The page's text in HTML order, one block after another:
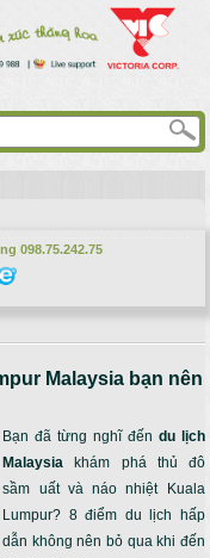
098.75.242.75
Malaysia bạn nên
Bạn đã từng nghĩ đến du lịch
Malaysia khám phá thủ đô
sầm uất và náo nhiệt Kuala
Lumpur? 8 điểm du lịch hấp
dẫn không nên bỏ qua khi đến